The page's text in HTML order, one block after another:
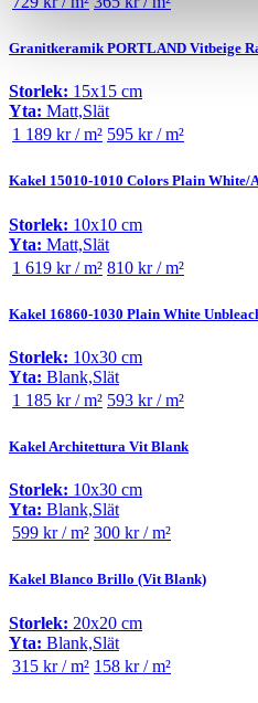
Granitkeramik PORTLAND Vitbeige
Storlek: 15x15 cm
Yta: Matt,Slät
1 189 kr / m² 595 kr / m²
Kakel 15010-1010 Colors Plain White/
Storlek: 10x10 cm
Yta: Matt,Slät
1 619 kr / m² 810 kr / m²
Kakel 16860-1030 Plain White
Storlek: 10x30 cm
Yta: Blank,Slät
1 185 kr / m² 593 kr / m²
Kakel Architettura Vit Blank
Storlek: 10x30 cm
Yta: Blank,Slät
599 kr / m² 300 kr / m²
Kakel Blanco Brillo (Vit Blank)
Storlek: 20x20 cm
Yta: Blank,Slät
315 kr / m² 158 kr / m²